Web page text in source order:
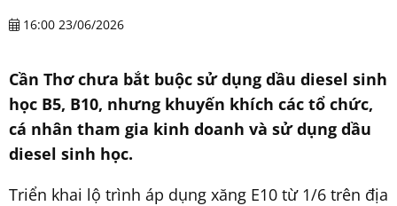
16:00 23/06/2026
Cần Thơ chưa bắt buộc sử dụng dầu diesel sinh
học B5, B10, nhưng khuyến khích các tổ chức,
cá nhân tham gia kinh doanh và sử dụng dầu
diesel sinh học.
Triển khai lộ trình áp dụng xăng E10 từ 1/6 trên địa